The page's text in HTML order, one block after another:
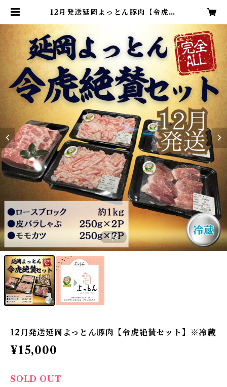
12月発送延岡よっとん豚肉【令虎絶
1/2
12月発送延岡よっとん豚肉【令虎絶賛セット】※冷蔵
¥15,000
SOLD OUT